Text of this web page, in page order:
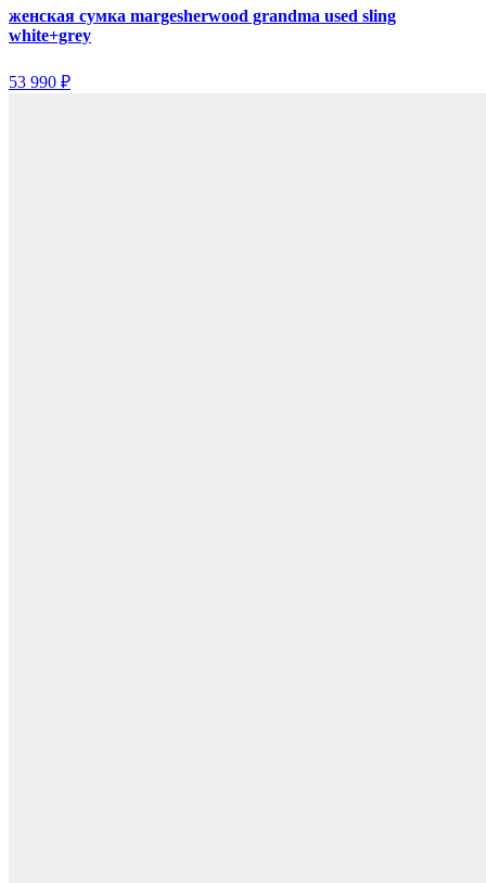
женская сумка margesherwood grandma used sling
white+grey
53 990 ₽